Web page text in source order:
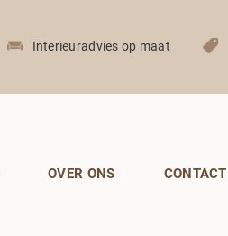
Interieuradvies op maat
OVER ONS CONTACT